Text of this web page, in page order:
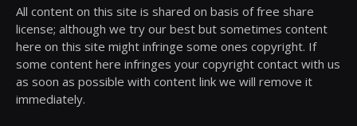
All content on this site is shared on basis of free share
license; although we try our best but sometimes content
here on this site might infringe some ones copyright. If
some content here infringes your copyright contact with us
as soon as possible with content link we will remove it
immediately.